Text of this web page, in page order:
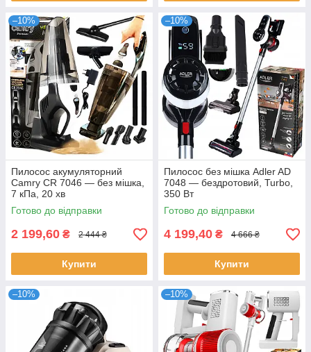
–10%
Пилосос акумуляторний
Camry CR 7046 — без мішка,
7 кПа, 20 хв
Готово до відправки
2 199,60 ₴ 2 444 ₴
Купити
–10%
Пилосос без мішка Adler AD
7048 — бездротовий, Turbo,
350 Вт
Готово до відправки
4 199,40 ₴ 4 666 ₴
Купити
–10% –10%